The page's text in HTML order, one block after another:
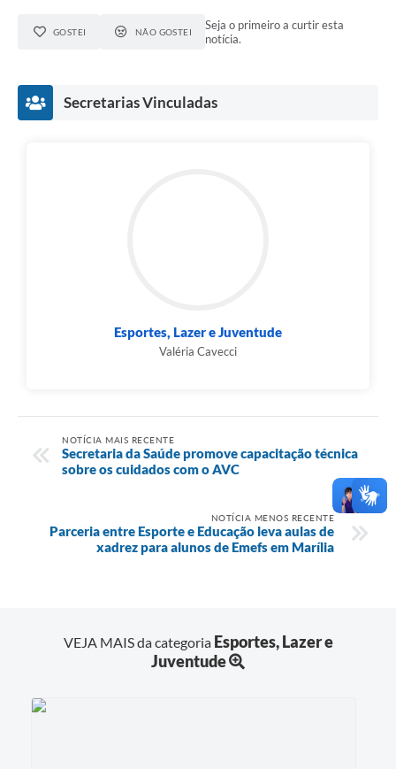
GOSTEI NÃO GOSTEI
Seja o primeiro a curtir esta
notícia.
Secretarias Vinculadas
Esportes, Lazer e Juventude
Valéria Cavecci
NOTÍCIA MAIS RECENTE
Secretaria da Saúde promove capacitação técnica
sobre os cuidados com o AVC
NOTÍCIA MENOS RECENTE
Parceria entre Esporte e Educação leva aulas de
xadrez para alunos de Emefs em Marília
VEJA MAIS da categoria Esportes, Lazer e
Juventude